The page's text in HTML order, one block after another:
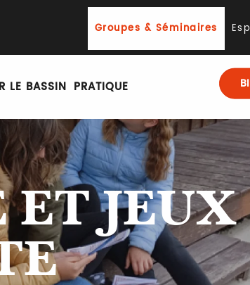
Groupes & Séminaires
LE BASSIN PRATIQUE
ET